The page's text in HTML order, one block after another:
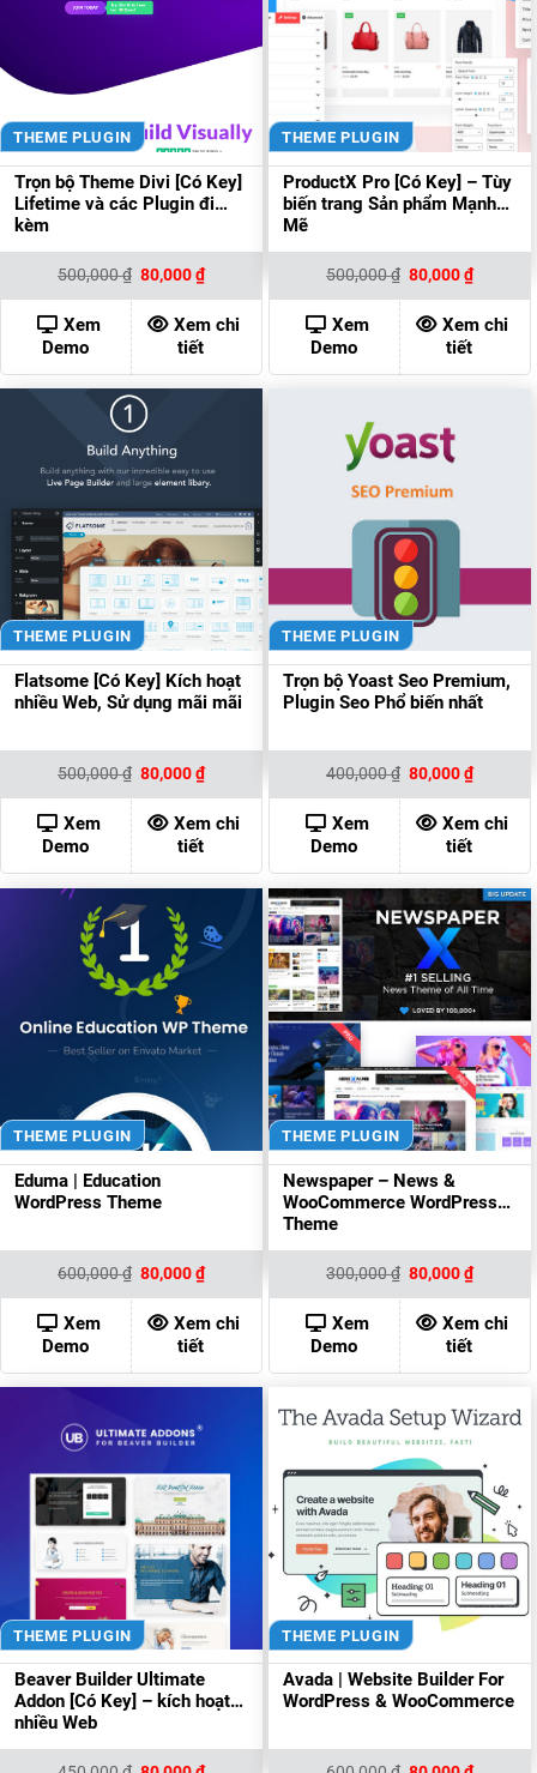
THEME PLUGIN
Trọn bộ Theme Divi [Có Key]
Lifetime và các Plugin đi
kèm
500,000₫ Giá
gốc
là:
500,000 ₫.
80,000₫Giá
hiện
tại
là:
80,000 ₫.
Xem
Demo
Xem chi
tiết
THEME PLUGIN
ProductX Pro [Có Key] – Tùy
biến trang Sản phẩm Mạnh
Mẽ
500,000₫ Giá
gốc
là:
500,000 ₫.
80,000₫Giá
hiện
tại
là:
80,000
Xem
Demo
Xem chi
tiết
THEME PLUGIN
Flatsome [Có Key] Kích hoạt
nhiều Web, Sử dụng mãi mãi
500,000₫ Giá
gốc
là:
500,000 ₫.
80,000₫Giá
hiện
tại
là:
80,000 ₫.
Xem
Demo
Xem chi
tiết
THEME PLUGIN
Trọn bộ Yoast Seo Premium,
Plugin Seo Phổ biến nhất
400,000₫ Giá
gốc
là:
400,000 ₫.
80,000₫Giá
hiện
tại
là:
80,000
Xem
Demo
Xem chi
tiết
THEME PLUGIN
Eduma | Education
WordPress Theme
600,000₫ Giá
gốc
là:
600,000 ₫.
80,000₫Giá
hiện
tại
là:
80,000 ₫.
Xem
Demo
Xem chi
tiết
THEME PLUGIN
Newspaper – News &
WooCommerce WordPress
Theme
300,000₫ Giá
gốc
là:
300,000 ₫.
80,000₫Giá
hiện
tại
là:
80,000
Xem
Demo
Xem chi
tiết
THEME PLUGIN
Beaver Builder Ultimate
Addon [Có Key] – kích hoạt
nhiều Web
THEME PLUGIN
Avada | Website Builder For
WordPress & WooCommerce